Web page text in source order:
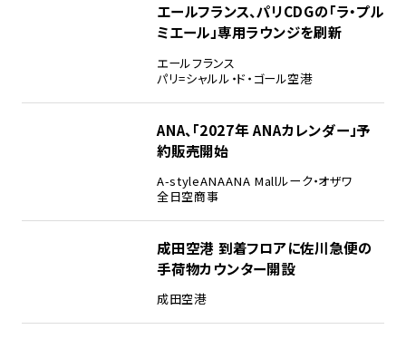
エールフランス、パリCDGの「ラ・プル
ミエール」専用ラウンジを刷新
エールフランス
パリ=シャルル・ド・ゴール空港
ANA、「2027年 ANAカレンダー」予
約販売開始
A-styleANAANA Mallルーク・オザワ
全日空商事
成田空港 到着フロアに佐川急便の
手荷物カウンター開設
成田空港